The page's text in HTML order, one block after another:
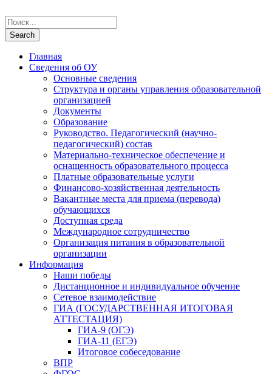
Главная
Сведения об ОУ
Основные сведения
Структура и органы управления образовательной
организацией
Документы
Образование
Руководство. Педагогический (научно-
педагогический) состав
Материально-техническое обеспечение и
оснащенность образовательного процесса
Платные образовательные услуги
Финансово-хозяйственная деятельность
Вакантные места для приема (перевода)
обучающихся
Доступная среда
Международное сотрудничество
Организация питания в образовательной
организации
Информация
Наши победы
Дистанционное и индивидуальное обучение
Сетевое взаимодействие
ГИА (ГОСУДАРСТВЕННАЯ ИТОГОВАЯ
АТТЕСТАЦИЯ)
ГИА-9 (ОГЭ)
ГИА-11 (ЕГЭ)
Итоговое собеседование
ВПР